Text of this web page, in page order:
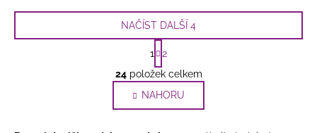
O
v
l
á
d
NAČÍST DALŠÍ 4
S
t
r
á
n
k
1
2
24položek celkem
NAHORU